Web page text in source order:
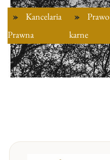
Kancelaria
Prawna
Prawo
karne